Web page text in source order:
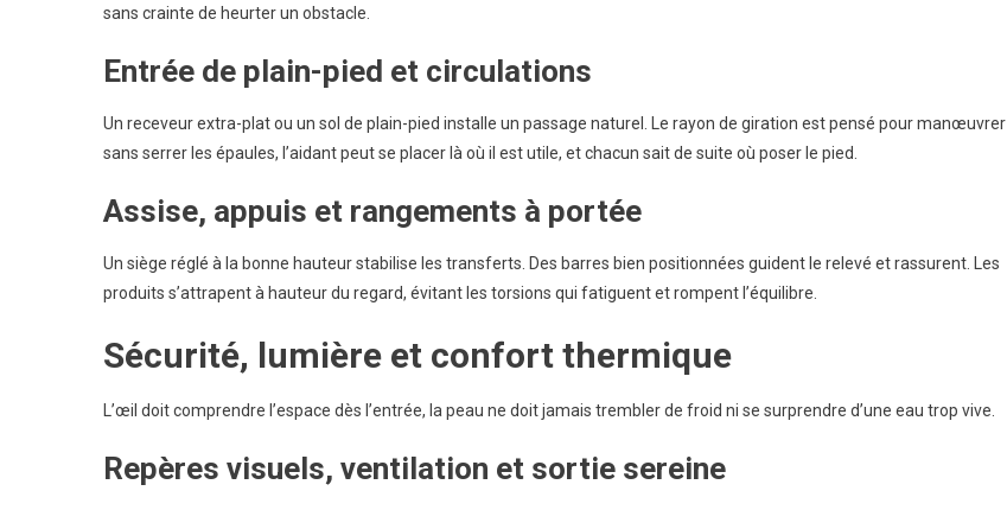
sans crainte de heurter un obstacle.
Entrée de plain-pied et circulations
Un receveur extra-plat ou un sol de plain-pied installe un passage naturel. Le rayon de giration est pensé pour manœuvrer
sans serrer les épaules, l’aidant peut se placer là où il est utile, et chacun sait de suite où poser le pied.
Assise, appuis et rangements à portée
Un siège réglé à la bonne hauteur stabilise les transferts. Des barres bien positionnées guident le relevé et rassurent. Les
produits s’attrapent à hauteur du regard, évitant les torsions qui fatiguent et rompent l’équilibre.
Sécurité, lumière et confort thermique
L’œil doit comprendre l’espace dès l’entrée, la peau ne doit jamais trembler de froid ni se surprendre d’une eau trop vive.
Repères visuels, ventilation et sortie sereine